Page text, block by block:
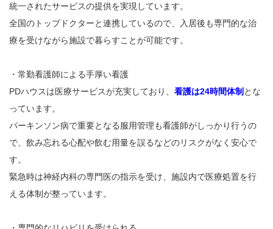
統一されたサービスの提供を実現しています。
全国のトップドクターと連携しているので、入居後も専門的な治
療を受けながら施設で暮らすことが可能です。
・常勤看護師による手厚い看護
PDハウスは医療サービスが充実しており、 看護は24時間体制 とな
っています。
パーキンソン病で重要となる服用管理も看護師がしっかり行うの
で、飲み忘れる心配や飲む用量を誤るなどのリスクがなく安心で
す。
緊急時は神経内科の専門医の指示を受け、施設内で医療処置を行
える体制が整っています。